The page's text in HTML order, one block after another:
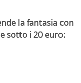
la fantasia con
sotto i 20 euro: